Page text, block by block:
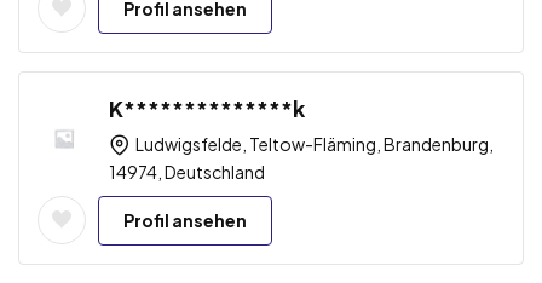
Profil ansehen
K**************k
Ludwigsfelde, Teltow-Fläming, Brandenburg,
14974, Deutschland
Profil ansehen